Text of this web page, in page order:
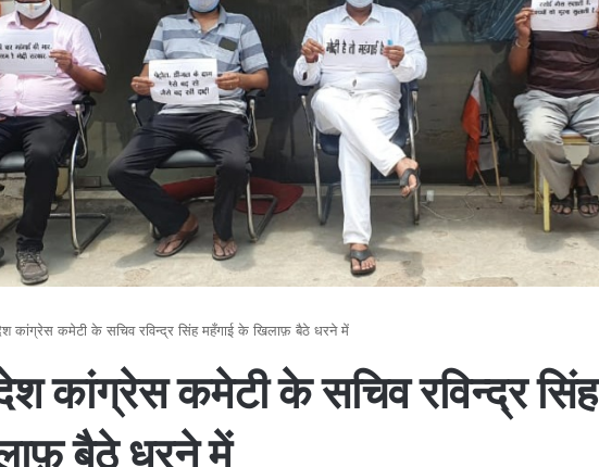
कांग्रेस कमेटी के सचिव रविन्द्र सिंह महँगाई के खिलाफ़ बैठे धरने में
कांग्रेस कमेटी के सचिव रविन्द्र सिंह
बैठे धरने में